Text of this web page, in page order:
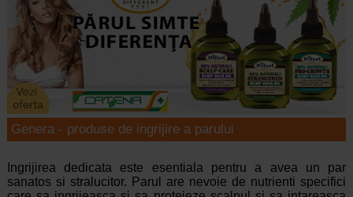
Genera - produse de ingrijire a parului
Ingrijirea dedicata este esentiala pentru a avea un par
sanatos si stralucitor. Parul are nevoie de nutrienti specifici